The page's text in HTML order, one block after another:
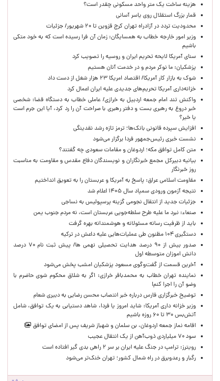
هزینه ساخت یک متر واحد مسکونی چقدر است؟
قمار بزرگ استقلال روی یاسر آسانی
محدودیت تردد در آزادراه تهران کرج قزوین تا ۲۰ شهریور/ جزئیات
وزیر امور خارجه خطاب به همسایگان: زمان آن فرا رسیده است که به خود متکی
باشیم
سنای آمریکا لایحه تحریم ایران و روسیه را تصویب کرد
پزشکیان: ما نوکر مردم و در خدمت آنان هستیم
شوک به بازار کار آمریکا/ اقتصاد امریکا ۲۳ هزار شغل از دست داد
خزانه‌داری آمریکا تحریم‌های جدیدی علیه ایران اعمال کرد
واکنش تند امام جمعه اردبیل به خرازی/ عاملی خطاب به دستگاه قضا: شخصی
خبر دروغ به رهبری بست و دفتر رهبری با صراحت آن را رد کرد، آیا این جرم است
یا خیر؟
افزایش سپرده قانونی بانک‌ها؛ ترمز تازه رشد نقدینگی
نشست خبری رئیس‌جمهور فردا برگزار می‌شود
متن کامل توافق مکه؛ اردوغان و مقامات سعودی چه گفتند؟
بیانیه دبیرکل مجمع خبرنگاران و نویسندگان دفاع مقدس و مقاومت به مناسبت
روز خبرنگار
مقاومت اسلامی عراق: پاسخ به آمریکا و عربستان را به تعویق انداختیم
نتیجه آزمون ورودی سمپاد سال ۱۴۰۵ اعلام شد
جزئیات جدید از انتقال نجومی گزینه پرسپولیس به نساجی
صنعاء: نبرد ما علیه طرح سلطه‌جویی عربستان است، نه مردم جنوب یمن
باید از ظرفیت رسانه مسئولانه و هوشمندانه بهره گرفت
دستگیری ۱۰۴ مظنون طی عملیات‌هایی علیه داعش در ترکیه
صدور بیش از ۹۰ درصد هدایت تحصیلی نهمی ها/ پیش ثبت نام ۷۰ درصد
دانش اموزان متوسطه اول
آخرین قسمت از گفت‌وگوی مسعود پزشکیان امشب پخش می‌شود
نماینده تهران خطاب به محمدباقر خرازی: اگر به شلاق محکوم شوی حاضرم با
وضو آن را اجرا کنم!
توضیح خبرگزاری فارس درباره خبر انتصاب محسن رضایی به دبیری شعام
وزیر خزانه داری آمریکا: شاید امروز یا فردا، شاهد دستیابی به یک توافق، شامل
آتش‌بس ۳۰ تا ۶۰ روزه باشیم
اقامه نماز جمعه اردوغان، بن ‌سلمان و شهباز شریف پس از امضای توافق
سود ۷۰ میلیاردی ذوب‌آهن از یک انتقال عجیب
رویترز: ترامپ در جنگ علیه ایران بر سر ۲ راهی بدی گیر افتاده است
رگبار و رعدوبرق در راه شمال کشور؛ تهران خنک‌تر می‌شود